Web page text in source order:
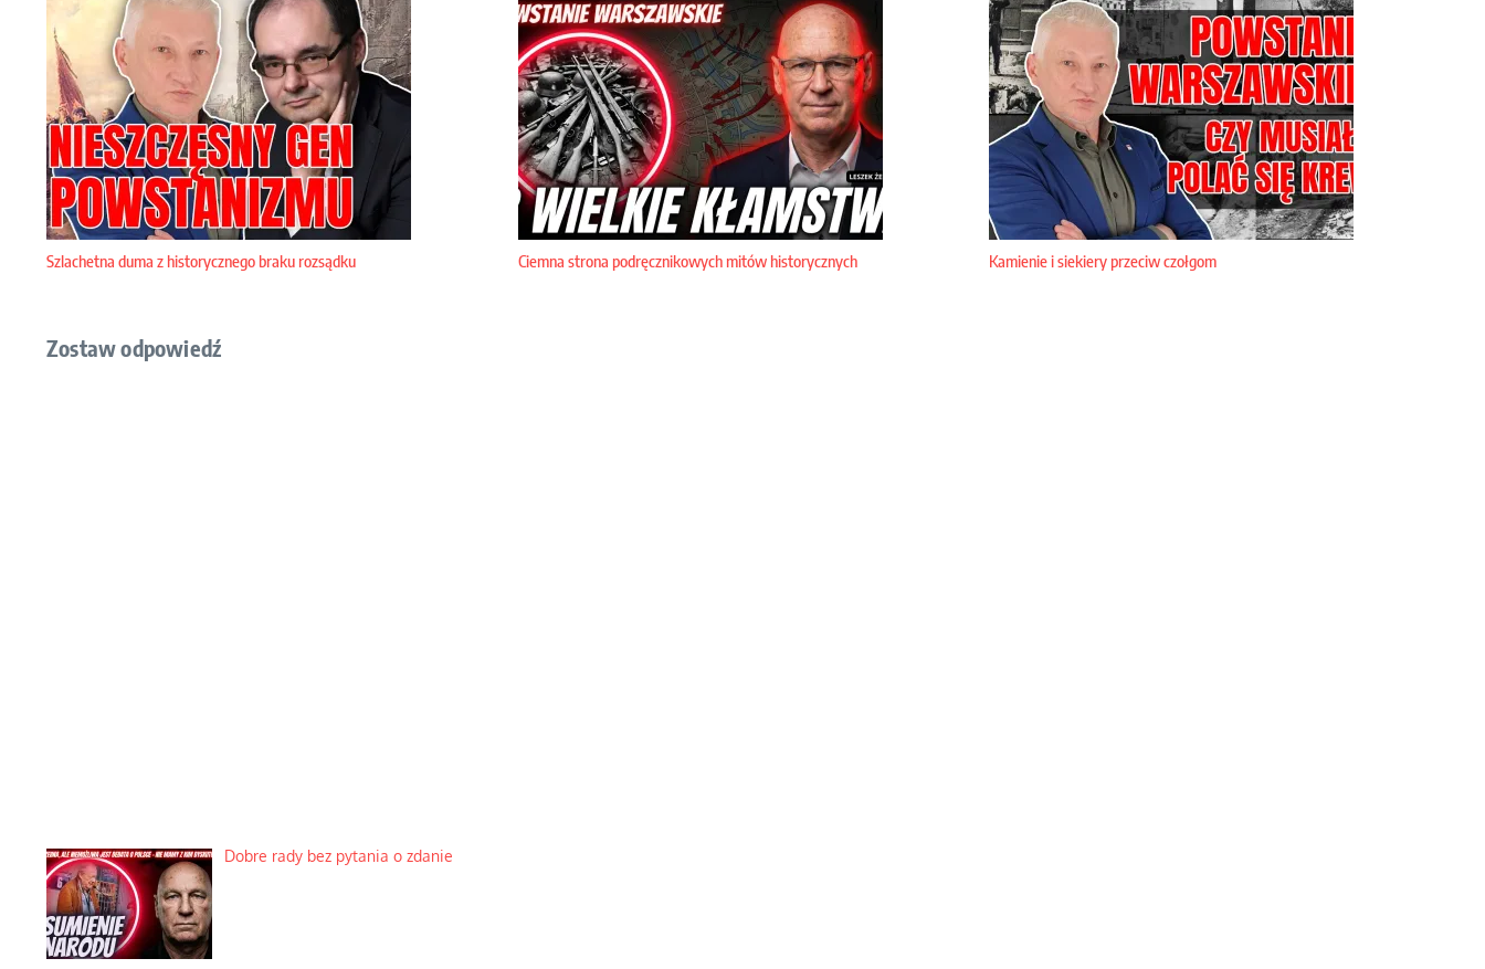
Szlachetna duma z historycznego braku rozsądku Ciemna strona podręcznikowych mitów historycznych Kamienie i siekiery przeciw czołgom
Zostaw odpowiedź
Dobre rady bez pytania o zdanie